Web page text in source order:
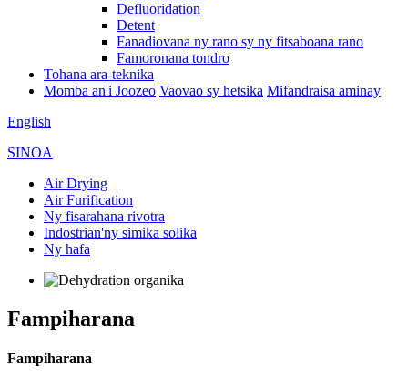
Defluoridation
Detent
Fanadiovana ny rano sy ny fitsaboana rano
Famoronana tondro
Tohana ara-teknika
Momba an'i Joozeo Vaovao sy hetsika Mifandraisa aminay
English
SINOA
Air Drying
Air Furification
Ny fisarahana rivotra
Indostrian'ny simika solika
Ny hafa
Fampiharana
Fampiharana